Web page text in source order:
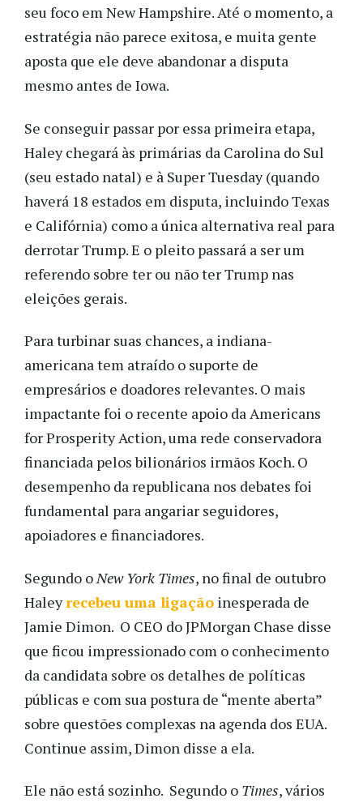
seu foco em New Hampshire. Até o momento, a
estratégia não parece exitosa, e muita gente
aposta que ele deve abandonar a disputa
mesmo antes de Iowa.
Se conseguir passar por essa primeira etapa,
Haley chegará às primárias da Carolina do Sul
(seu estado natal) e à Super Tuesday (quando
haverá 18 estados em disputa, incluindo Texas
e Califórnia) como a única alternativa real para
derrotar Trump. E o pleito passará a ser um
referendo sobre ter ou não ter Trump nas
eleições gerais.
Para turbinar suas chances, a indiana-
americana tem atraído o suporte de
empresários e doadores relevantes. O mais
impactante foi o recente apoio da Americans
for Prosperity Action, uma rede conservadora
financiada pelos bilionários irmãos Koch. O
desempenho da republicana nos debates foi
fundamental para angariar seguidores,
apoiadores e financiadores.
Segundo oNew York Times, no final de outubro
Haleyrecebeu uma ligação inesperada de
Jamie Dimon. O CEO do JPMorgan Chase disse
que ficou impressionado com o conhecimento
da candidata sobre os detalhes de políticas
públicas e com sua postura de “mente aberta”
sobre questões complexas na agenda dos EUA.
Continue assim, Dimon disse a ela.
Ele não está sozinho. Segundo o Times, vários